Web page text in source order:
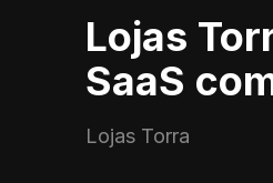
Lojas
SaaS
Lojas Torra